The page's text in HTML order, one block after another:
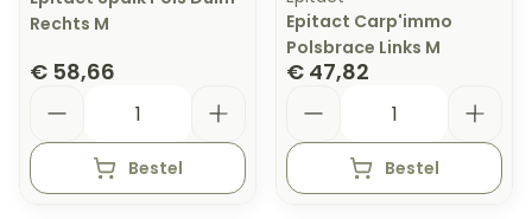
Rechts M
€ 58,66
Bestel
Epitact Carp'immo
Polsbrace Links M
€ 47,82
Bestel